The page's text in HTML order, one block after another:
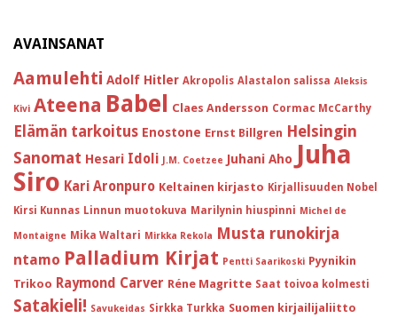
AVAINSANAT
Aamulehti Adolf Hitler Akropolis Alastalon salissa Aleksis
Kivi Ateena Babel Claes Andersson Cormac McCarthy
Elämän tarkoitus Enostone Ernst Billgren Helsingin
Sanomat Hesari Idoli J.M. Coetzee Juhani Aho Juha
Siro Kari Aronpuro Keltainen kirjasto Kirjallisuuden Nobel
Kirsi Kunnas Linnun muotokuva Marilynin hiuspinni Michel de
Montaigne Mika Waltari Mirkka Rekola Musta runokirja
ntamo Palladium Kirjat Pentti Saarikoski Pyynikin
Trikoo Raymond Carver Réne Magritte Saat toivoa kolmesti
Satakieli! Savukeidas Sirkka Turkka Suomen kirjailijaliitto